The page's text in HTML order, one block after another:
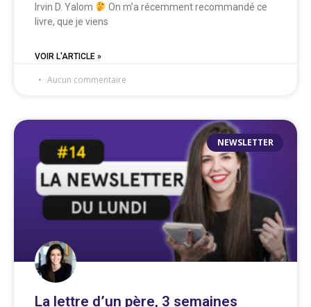
Irvin D. Yalom
On m’a récemment recommandé ce
livre, que je viens
VOIR L'ARTICLE »
Aucun commentaire
NEWSLETTER
La lettre d’un père, 3 semaines